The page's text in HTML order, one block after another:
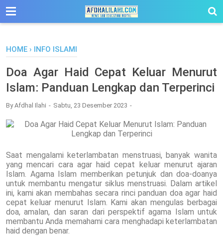
-->
HOME › INFO ISLAMI
Doa Agar Haid Cepat Keluar Menurut
Islam: Panduan Lengkap dan Terperinci
ByAfdhal Ilahi Sabtu, 23 Desember 2023
Saat mengalami keterlambatan menstruasi, banyak wanita
yang mencari cara agar haid cepat keluar menurut ajaran
Islam. Agama Islam memberikan petunjuk dan doa-doanya
untuk membantu mengatur siklus menstruasi. Dalam artikel
ini, kami akan membahas secara rinci panduan doa agar haid
cepat keluar menurut Islam. Kami akan mengulas berbagai
doa, amalan, dan saran dari perspektif agama Islam untuk
membantu Anda memahami cara menghadapi keterlambatan
haid dengan benar.